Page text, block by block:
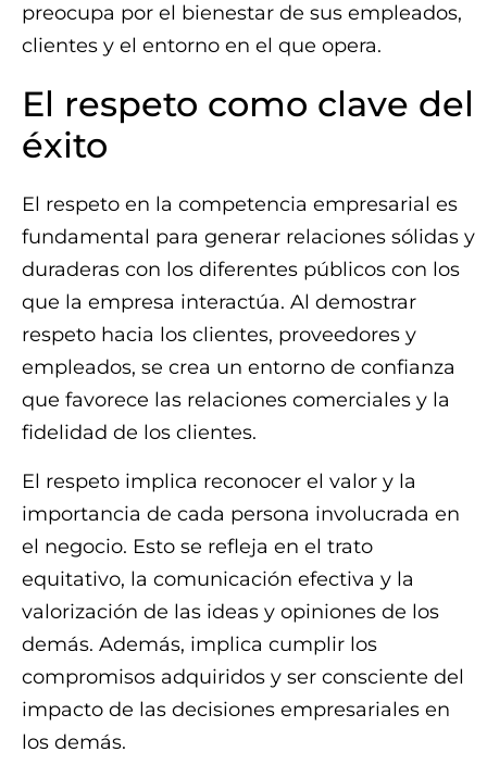
preocupa por el bienestar de sus empleados,
clientes y el entorno en el que opera.
El respeto como clave del
éxito
El respeto en la competencia empresarial es
fundamental para generar relaciones sólidas y
duraderas con los diferentes públicos con los
que la empresa interactúa. Al demostrar
respeto hacia los clientes, proveedores y
empleados, se crea un entorno de confianza
que favorece las relaciones comerciales y la
fidelidad de los clientes.
El respeto implica reconocer el valor y la
importancia de cada persona involucrada en
el negocio. Esto se refleja en el trato
equitativo, la comunicación efectiva y la
valorización de las ideas y opiniones de los
demás. Además, implica cumplir los
compromisos adquiridos y ser consciente del
impacto de las decisiones empresariales en
los demás.